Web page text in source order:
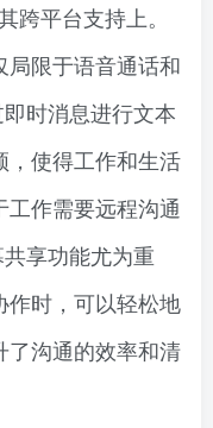
跨平台支持上。
限于语音通话和
时消息进行文本
，使得工作和生活
作需要远程沟通
享功能尤为重
作时，可以轻松地
了沟通的效率和清